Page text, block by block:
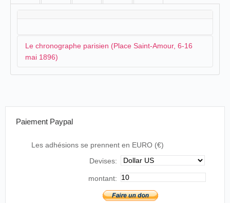
Le chronographe parisien (Place Saint-Amour, 6-16
mai 1896)
Photographies animées.-Clos Saint-Amour,
jours seulement séances à 3 h., 4 h. et 5 h. de
l'après-midi et le soir à 8 h. 1/2, 9 h. 1/2 et 10 h.
Le Petit Comtois, Besançon, mercredi 6 mai
Paiement Paypal
Les adhésions se prennent en EURO (€)
Devises:
montant: